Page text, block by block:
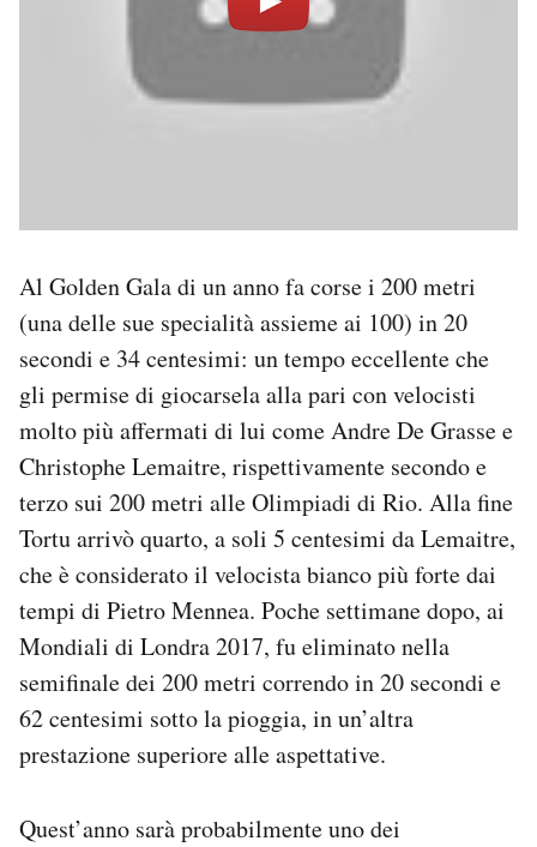
Al Golden Gala di un anno fa corse i 200 metri
(una delle sue specialità assieme ai 100) in 20
secondi e 34 centesimi: un tempo eccellente che
gli permise di giocarsela alla pari con velocisti
molto più affermati di lui come Andre De Grasse e
Christophe Lemaitre, rispettivamente secondo e
terzo sui 200 metri alle Olimpiadi di Rio. Alla fine
Tortu arrivò quarto, a soli 5 centesimi da Lemaitre,
che è considerato il velocista bianco più forte dai
tempi di Pietro Mennea. Poche settimane dopo, ai
Mondiali di Londra 2017, fu eliminato nella
semifinale dei 200 metri correndo in 20 secondi e
62 centesimi sotto la pioggia, in un’altra
prestazione superiore alle aspettative.
Quest’anno sarà probabilmente uno dei